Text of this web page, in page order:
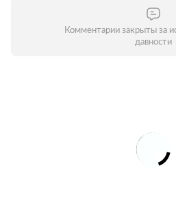
Комментарии закрыты за
давности